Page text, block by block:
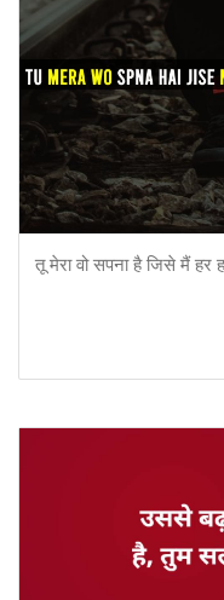
तू मेरा वो सपना है जिसे मैं हर